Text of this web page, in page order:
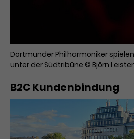
Dortmunder Philharmoniker spielen
unter der Südtribüne © Björn
B2C Kundenbindung